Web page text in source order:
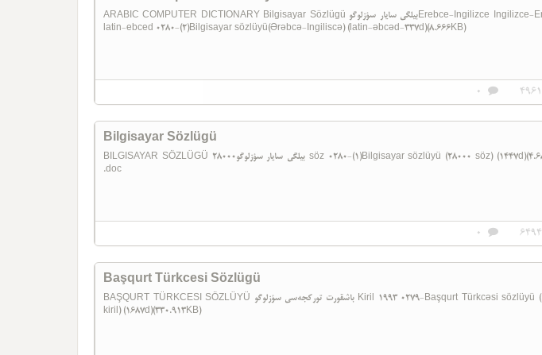
ARABIC COMPUTER DICTIONARY Bilgisayar Sözlügü بیلگی سایار سؤزلوگوErebce-Ingilizce Ingilizce-Erebce
latin-ebced 0280-(2)Bilgisayar sözlüyü(Ərəbcə-Ingiliscə) (latin-əbcəd-337d)(8.666KB)
4961
0
Bilgisayar Sözlügü
BILGISAYAR SÖZLÜGÜ بیلگی سایار سؤزلوگو28000 söz 0280-(1)Bilgisayar sözlüyü (28000 söz) (1447d)(4.689KB)
.doc
6494
0
Başqurt Türkcesi Sözlügü
BAŞQURT TÜRKCESI SÖZLÜYÜ باشقورت تورکجه‌سی سؤزلوگو Kiril 1993 0279-Başqurt Türkcəsi sözlüyü (1993-
kiril) (1687d)(330.913KB)